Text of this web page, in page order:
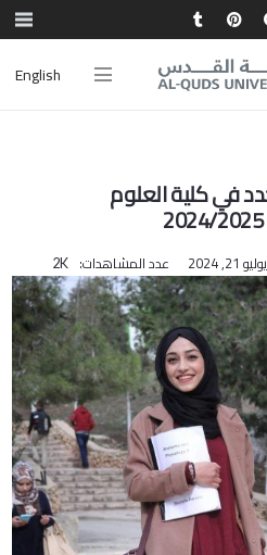
English
في كلية العلوم
يوليو 21, 2024 عدد المشاهدات: 2K